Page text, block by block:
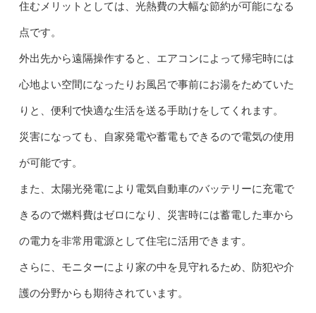
住むメリットとしては、光熱費の大幅な節約が可能になる
点です。
外出先から遠隔操作すると、エアコンによって帰宅時には
心地よい空間になったりお風呂で事前にお湯をためていた
りと、便利で快適な生活を送る手助けをしてくれます。
災害になっても、自家発電や蓄電もできるので電気の使用
が可能です。
また、太陽光発電により電気自動車のバッテリーに充電で
きるので燃料費はゼロになり、災害時には蓄電した車から
の電力を非常用電源として住宅に活用できます。
さらに、モニターにより家の中を見守れるため、防犯や介
護の分野からも期待されています。